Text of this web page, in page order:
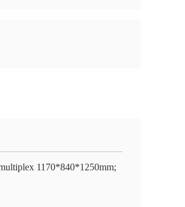
1170*840*1250mm;